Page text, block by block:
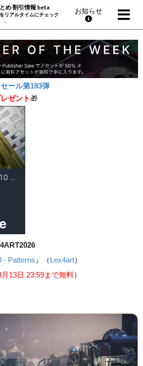
め 割引情報 beta
リアルタイムにチェック
-
お知らせ
ール第193弾
ゼント 🎁
- Patterns 』（Lex4art）
月13日 23:59まで無料）